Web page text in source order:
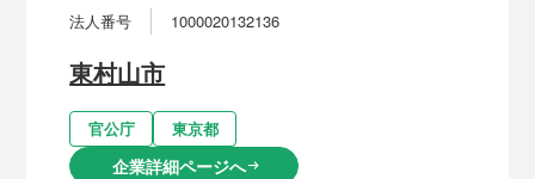
法人番号 1000020132136
東村山市
官公庁 東京都
企業詳細ページへarrow_right_alt